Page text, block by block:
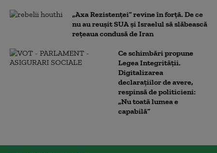
„Axa Rezistenței” revine în forță. De ce
nu au reușit SUA și Israelul să slăbească
rețeaua condusă de Iran
Ce schimbări propune
Legea Integrității.
Digitalizarea
declarațiilor de avere,
respinsă de politicieni:
„Nu toată lumea e
capabilă”